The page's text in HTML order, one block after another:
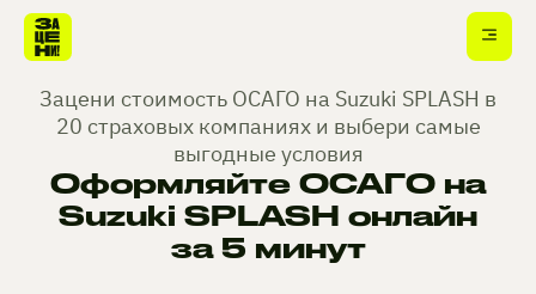
Зацени стоимость ОСАГО на Suzuki SPLASH в
20 страховых компаниях и выбери самые
выгодные условия
Оформляйте ОСАГО на
Suzuki SPLASH онлайн
за 5 минут